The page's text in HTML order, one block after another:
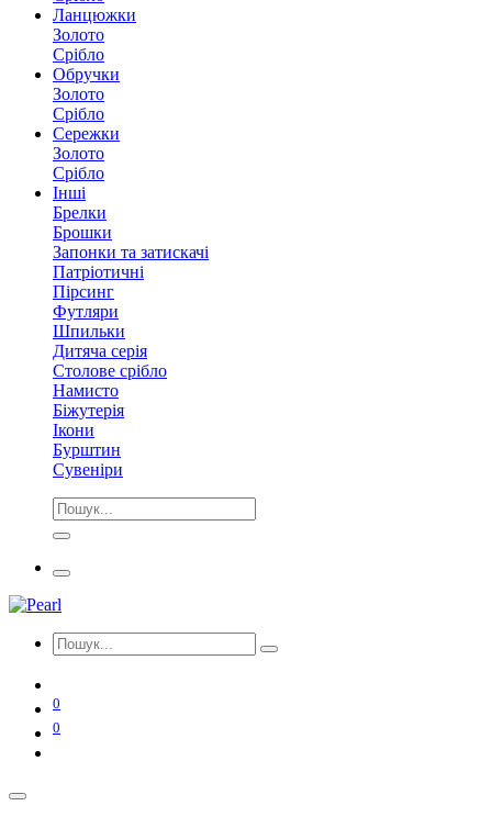
Ланцюжки
Золото
Срібло
Обручки
Золото
Срібло
Сережки
Золото
Срібло
Інші
Брелки
Брошки
Запонки та затискачі
Патріотичні
Пірсинг
Футляри
Шпильки
Дитяча серія
Столове срібло
Намисто
Біжутерія
Ікони
Бурштин
Сувеніри
0
0